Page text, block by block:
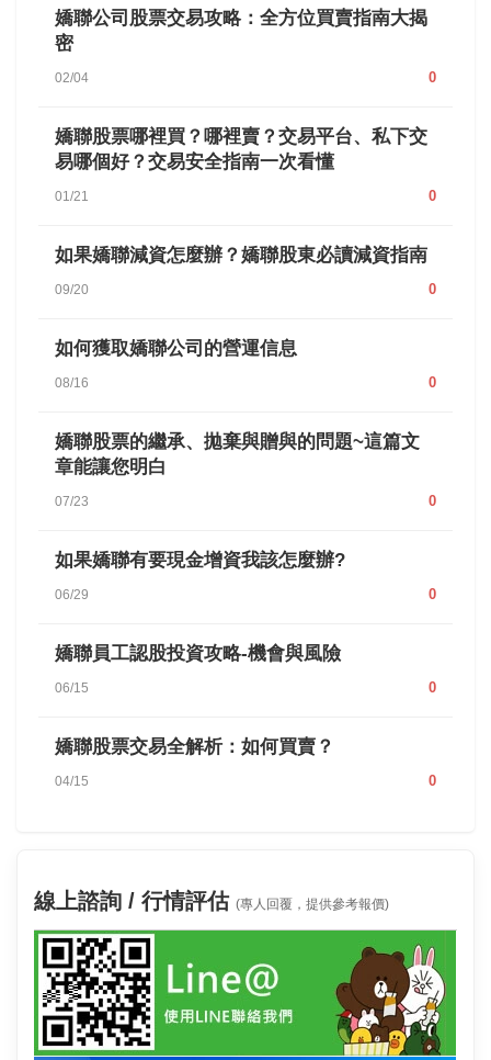
嬌聯公司股票交易攻略：全方位買賣指南大揭
密
02/04 0
嬌聯股票哪裡買？哪裡賣？交易平台、私下交
易哪個好？交易安全指南一次看懂
01/21 0
如果嬌聯減資怎麼辦？嬌聯股東必讀減資指南
09/20 0
如何獲取嬌聯公司的營運信息
08/16 0
嬌聯股票的繼承、拋棄與贈與的問題~這篇文
章能讓您明白
07/23 0
如果嬌聯有要現金增資我該怎麼辦?
06/29 0
嬌聯員工認股投資攻略-機會與風險
06/15 0
嬌聯股票交易全解析：如何買賣？
04/15 0
線上諮詢 / 行情評估 (專人回覆，提供參考報價)